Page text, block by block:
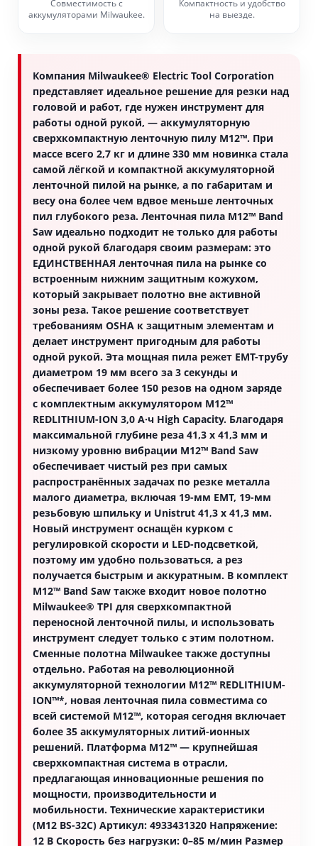
Совместимость с
аккумуляторами Milwaukee.
Компактность и удобство
на выезде.
Компания Milwaukee® Electric Tool Corporation
представляет идеальное решение для резки над
головой и работ, где нужен инструмент для
работы одной рукой, — аккумуляторную
сверхкомпактную ленточную пилу M12™. При
массе всего 2,7 кг и длине 330 мм новинка стала
самой лёгкой и компактной аккумуляторной
ленточной пилой на рынке, а по габаритам и
весу она более чем вдвое меньше ленточных
пил глубокого реза. Ленточная пила M12™ Band
Saw идеально подходит не только для работы
одной рукой благодаря своим размерам: это
ЕДИНСТВЕННАЯ ленточная пила на рынке со
встроенным нижним защитным кожухом,
который закрывает полотно вне активной
зоны реза. Такое решение соответствует
требованиям OSHA к защитным элементам и
делает инструмент пригодным для работы
одной рукой. Эта мощная пила режет EMT-трубу
диаметром 19 мм всего за 3 секунды и
обеспечивает более 150 резов на одном заряде
с комплектным аккумулятором M12™
REDLITHIUM-ION 3,0 А·ч High Capacity. Благодаря
максимальной глубине реза 41,3 x 41,3 мм и
низкому уровню вибрации M12™ Band Saw
обеспечивает чистый рез при самых
распространённых задачах по резке металла
малого диаметра, включая 19-мм EMT, 19-мм
резьбовую шпильку и Unistrut 41,3 x 41,3 мм.
Новый инструмент оснащён курком с
регулировкой скорости и LED-подсветкой,
поэтому им удобно пользоваться, а рез
получается быстрым и аккуратным. В комплект
M12™ Band Saw также входит новое полотно
Milwaukee® TPI для сверхкомпактной
переносной ленточной пилы, и использовать
инструмент следует только с этим полотном.
Сменные полотна Milwaukee также доступны
отдельно. Работая на революционной
аккумуляторной технологии M12™ REDLITHIUM-
ION™*, новая ленточная пила совместима со
всей системой M12™, которая сегодня включает
более 35 аккумуляторных литий-ионных
решений. Платформа M12™ — крупнейшая
сверхкомпактная система в отрасли,
предлагающая инновационные решения по
мощности, производительности и
мобильности. Технические характеристики
(M12 BS-32C) Артикул: 4933431320 Напряжение:
12 В Скорость без нагрузки: 0–85 м/мин Размер